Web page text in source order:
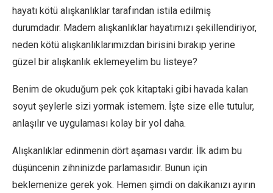
hayatı kötü alışkanlıklar tarafından istila edilmiş
durumdadır. Madem alışkanlıklar hayatımızı şekillendiriyor,
neden kötü alışkanlıklarımızdan birisini bırakıp yerine
güzel bir alışkanlık eklemeyelim bu listeye?
Benim de okuduğum pek çok kitaptaki gibi havada kalan
soyut şeylerle sizi yormak istemem. İşte size elle tutulur,
anlaşılır ve uygulaması kolay bir yol daha.
Alışkanlıklar edinmenin dört aşaması vardır. İlk adım bu
düşüncenin zihninizde parlamasıdır. Bunun için
beklemenize gerek yok. Hemen şimdi on dakikanızı ayırın